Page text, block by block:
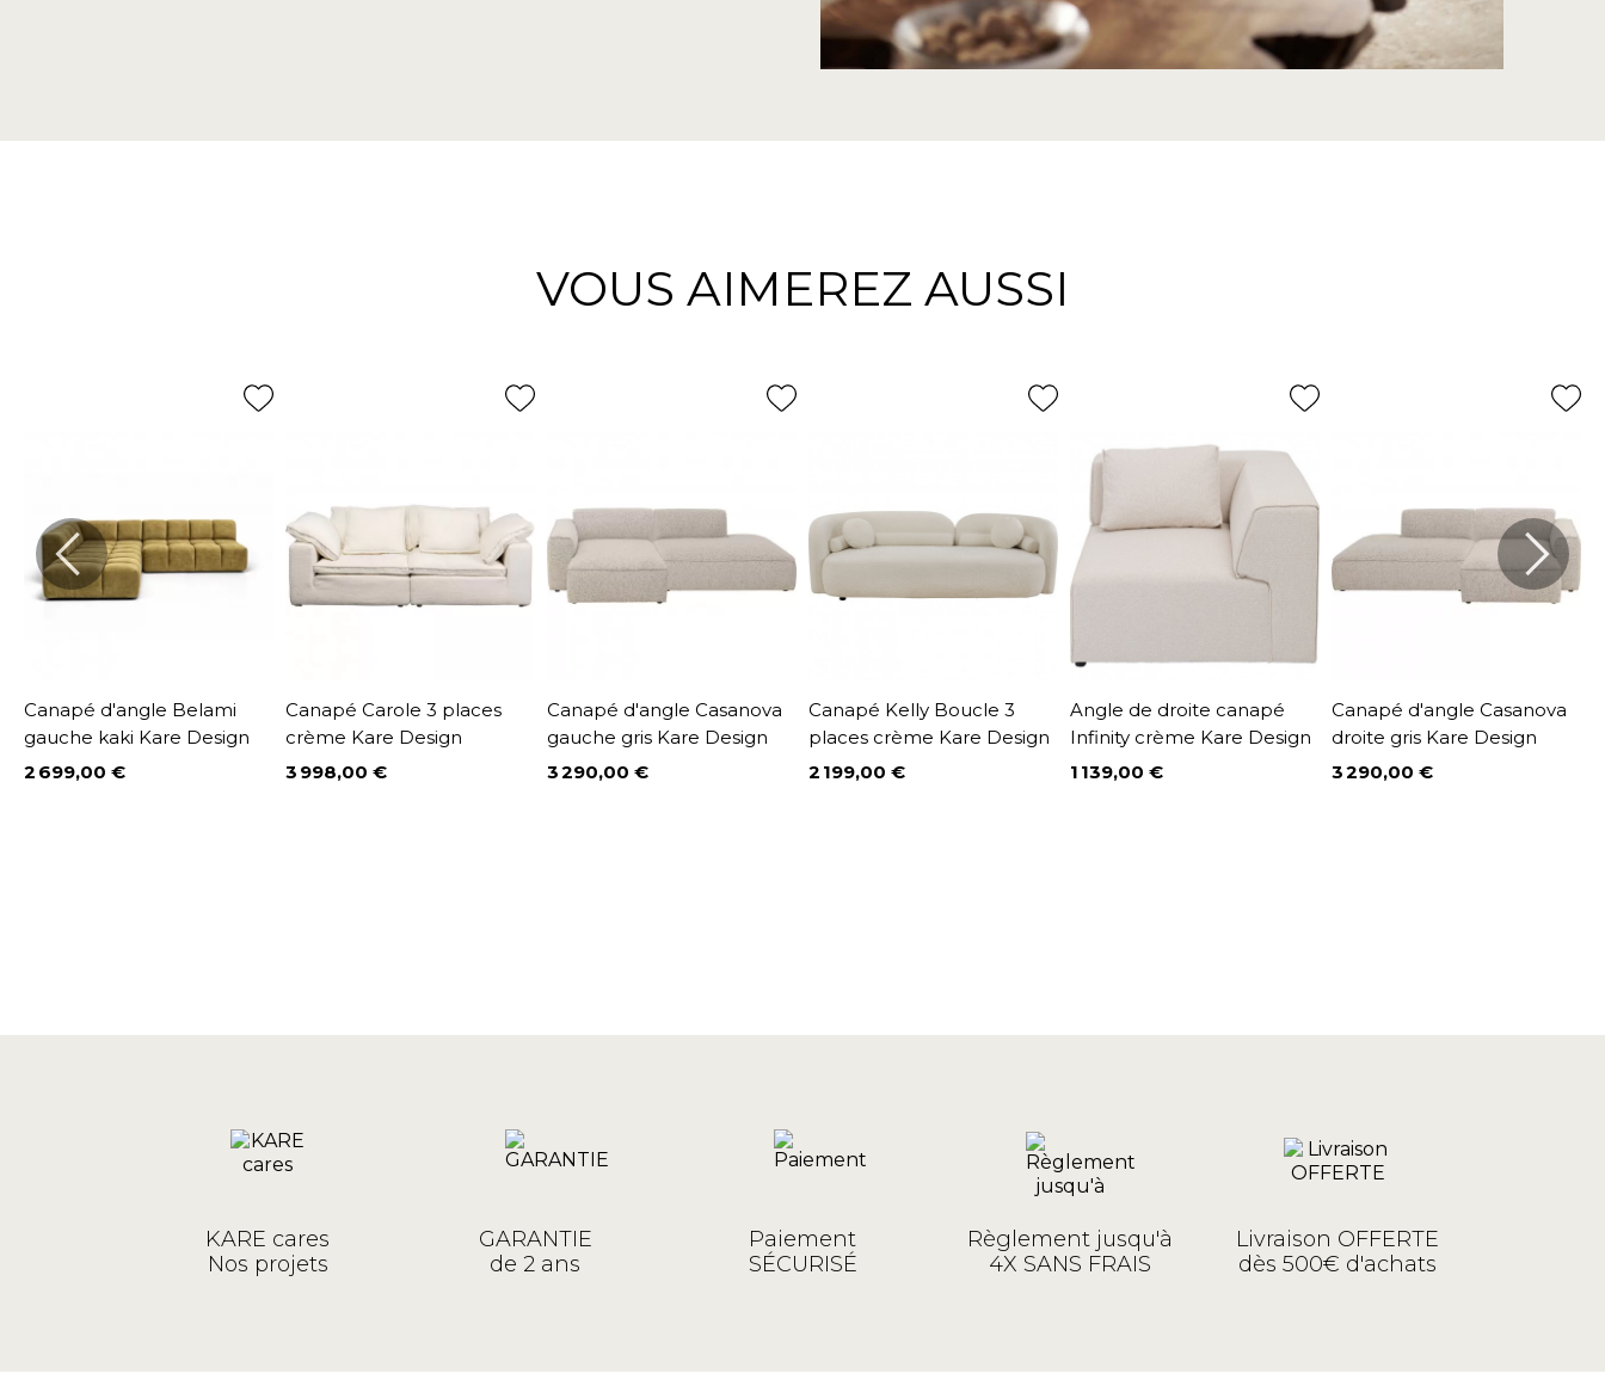
VOUS AIMEREZ AUSSI
Canapé d'angle Belami
gauche kaki Kare Design
Prix
2 699,00 €
Canapé Carole 3 places
crème Kare Design
Prix
3 998,00 €
Canapé d'angle Casanova
gauche gris Kare Design
Prix
3 290,00 €
Canapé Kelly Boucle 3
places crème Kare Design
Prix
2 199,00 €
Angle de droite canapé
Infinity crème Kare Design
Prix
1 139,00 €
Canapé d'angle Casanova
droite gris Kare Design
Prix
3 290,00 €
KARE cares
Nos projets
GARANTIE
de 2 ans
Paiement
SÉCURISÉ
Règlement jusqu'à
4X SANS FRAIS
Livraison OFFERTE
dès 500€ d'achats